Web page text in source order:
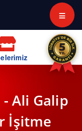
Ali Galip
İşitme